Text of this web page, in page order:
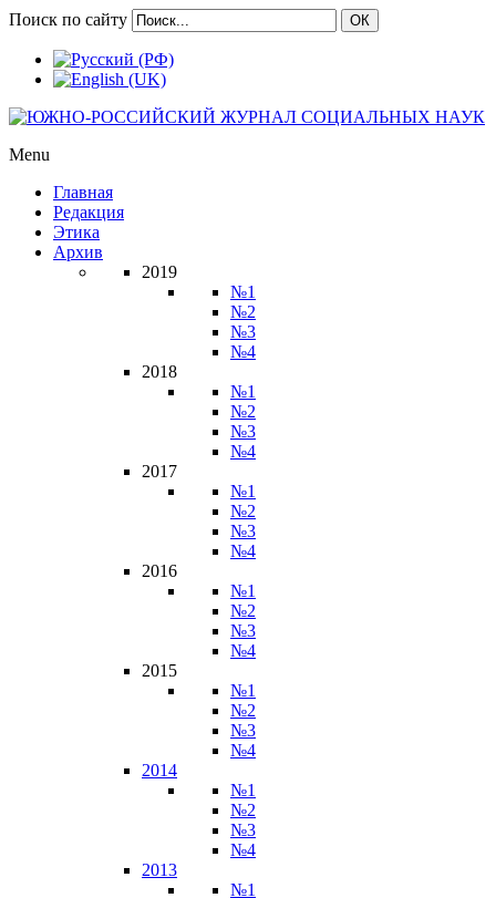
Поиск по сайту ОК
Menu
Главная
Редакция
Этика
Архив
2019
№1
№2
№3
№4
2018
№1
№2
№3
№4
2017
№1
№2
№3
№4
2016
№1
№2
№3
№4
2015
№1
№2
№3
№4
2014
№1
№2
№3
№4
2013
№1